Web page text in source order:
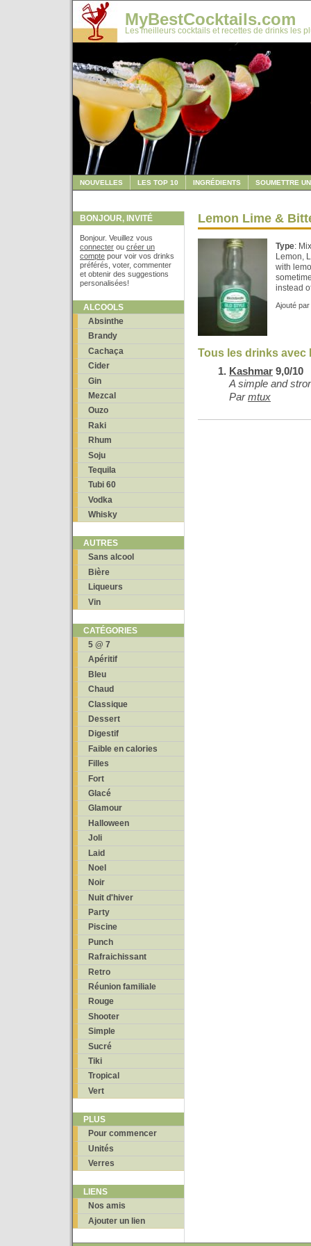
MyBestCocktails.com
Les meilleurs cocktails et recettes de drinks les
NOUVELLES LES TOP 10 INGRÉDIENTS SOUMETTRE
BONJOUR, INVITÉ
Bonjour. Veuillez vous
connecter ou créer un
compte pour voir vos drinks
préférés, voter, commenter
et obtenir des suggestions
personalisées!
ALCOOLS
Absinthe
Brandy
Cachaça
Cider
Gin
Mezcal
Ouzo
Raki
Rhum
Soju
Tequila
Tubi 60
Vodka
Whisky
AUTRES
Sans alcool
Bière
Liqueurs
Vin
CATÉGORIES
5 @ 7
Apéritif
Bleu
Chaud
Classique
Dessert
Digestif
Faible en calories
Filles
Fort
Glacé
Glamour
Halloween
Joli
Laid
Noel
Noir
Nuit d'hiver
Party
Piscine
Punch
Rafraichissant
Retro
Réunion familiale
Rouge
Shooter
Simple
Sucré
Tiki
Tropical
Vert
PLUS
Pour commencer
Unités
Verres
LIENS
Nos amis
Ajouter un lien
Lemon Lime &
Type:
Lemon,
with
instead
Ajouté par
Tous les drinks avec
Kashmar 9,0/10
A simple and
Parmtux